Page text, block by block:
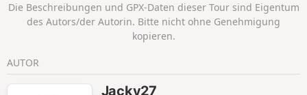
Die Beschreibungen und GPX-Daten dieser Tour sind Eigentum
des Autors/der Autorin. Bitte nicht ohne Genehmigung
kopieren.
AUTOR
Jacky27